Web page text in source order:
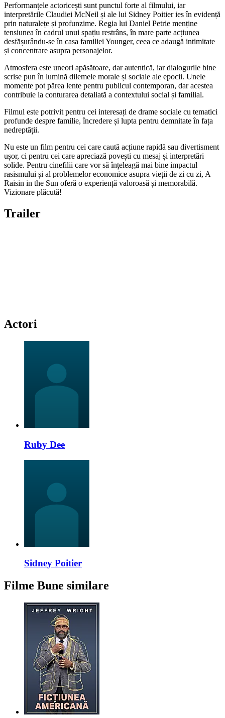
Performanțele actoricești sunt punctul forte al filmului, iar
interpretările Claudiei McNeil și ale lui Sidney Poitier ies în evidență
prin naturalețe și profunzime. Regia lui Daniel Petrie menține
tensiunea în cadrul unui spațiu restrâns, în mare parte acțiunea
desfășurându-se în casa familiei Younger, ceea ce adaugă intimitate
și concentrare asupra personajelor.
Atmosfera este uneori apăsătoare, dar autentică, iar dialogurile bine
scrise pun în lumină dilemele morale și sociale ale epocii. Unele
momente pot părea lente pentru publicul contemporan, dar acestea
contribuie la conturarea detaliată a contextului social și familial.
Filmul este potrivit pentru cei interesați de drame sociale cu tematici
profunde despre familie, încredere și lupta pentru demnitate în fața
nedreptății.
Nu este un film pentru cei care caută acțiune rapidă sau divertisment
ușor, ci pentru cei care apreciază povești cu mesaj și interpretări
solide. Pentru cinefilii care vor să înțeleagă mai bine impactul
rasismului și al problemelor economice asupra vieții de zi cu zi, A
Raisin in the Sun oferă o experiență valoroasă și memorabilă.
Vizionare plăcută!
Trailer
Actori
Ruby Dee
Sidney Poitier
Filme Bune similare